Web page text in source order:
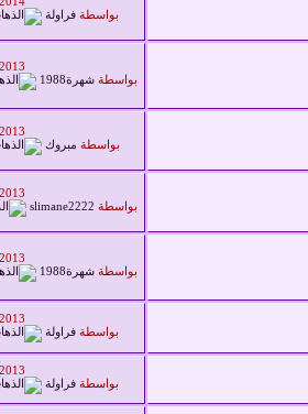
بواسطة فراولة
بواسطة شهرة1988
بواسطة مبروك
بواسطة slimane2222
بواسطة شهرة1988
بواسطة فراولة
بواسطة فراولة